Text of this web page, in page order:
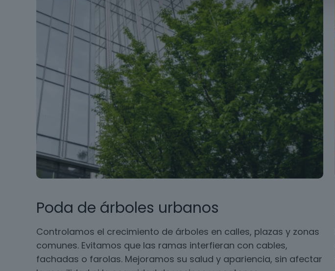
Poda de árboles urbanos
Controlamos el crecimiento de árboles en calles, plazas y zonas
comunes. Evitamos que las ramas interfieran con cables,
fachadas o farolas. Mejoramos su salud y apariencia, sin afectar